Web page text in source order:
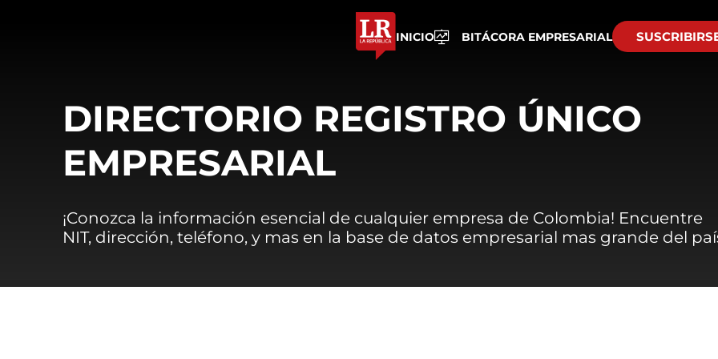
INICIO BITÁCORA EMPRESARIAL
DIRECTORIO REGISTRO ÚNICO
EMPRESARIAL
¡Conozca la información esencial de cualquier empresa de Colombia! Encuentre
NIT, dirección, teléfono, y mas en la base de datos empresarial mas grande del